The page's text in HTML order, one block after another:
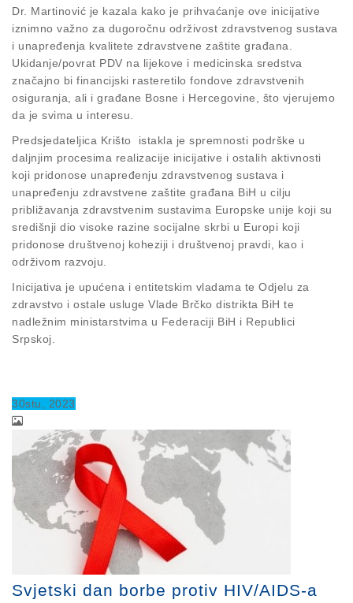
Dr. Martinović je kazala kako je prihvaćanje ove inicijative
iznimno važno za dugoročnu održivost zdravstvenog sustava
i unapređenja kvalitete zdravstvene zaštite građana.
Ukidanje/povrat PDV na lijekove i medicinska sredstva
značajno bi financijski rasteretilo fondove zdravstvenih
osiguranja, ali i građane Bosne i Hercegovine, što vjerujemo
da je svima u interesu.
Predsjedateljica Krišto istakla je spremnosti podrške u
daljnjim procesima realizacije inicijative i ostalih aktivnosti
koji pridonose unapređenju zdravstvenog sustava i
unapređenju zdravstvene zaštite građana BiH u cilju
približavanja zdravstvenim sustavima Europske unije koji su
središnji dio visoke razine socijalne skrbi u Europi koji
pridonose društvenoj koheziji i društvenoj pravdi, kao i
održivom razvoju.
Inicijativa je upućena i entitetskim vladama te Odjelu za
zdravstvo i ostale usluge Vlade Brčko distrikta BiH te
nadležnim ministarstvima u Federaciji BiH i Republici
Srpskoj.
30stu , 2023
Svjetski dan borbe protiv HIV/AIDS-a